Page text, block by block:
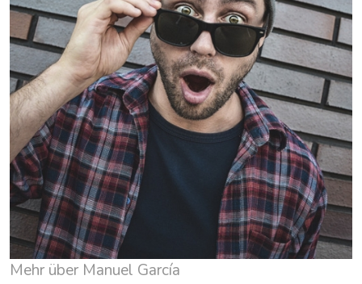
Mehr über Manuel García